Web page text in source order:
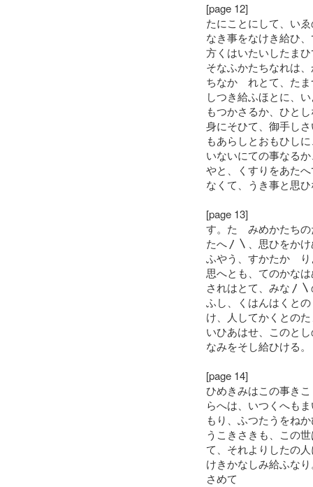
[page 12]
たにことにして、い
なき事をなけき給ひ
方くはいたいしたま
そなふかたちなれは
ちなかゝれとて、た
しつき給ふほとに、
もつかさるか、ひと
身にそひて、御手し
もあらしとおもひし
いないにての事なる
やと、くすりをあた
なくて、うき事と思
[page 13]
す。たゝみめかたち
たへ〳〵、思ひをか
ふやう、すかたかゝ
思へとも、てのかな
されはとて、みな〳
ふし、くはんはくと
け、人してかくとの
いひあはせ、このと
なみをそし給ひける。
[page 14]
ひめきみはこの事き
らへは、いつくへも
もり、ふつたうをね
うこきさきも、この
て、それよりしたの
けきかなしみ給ふな
さめて